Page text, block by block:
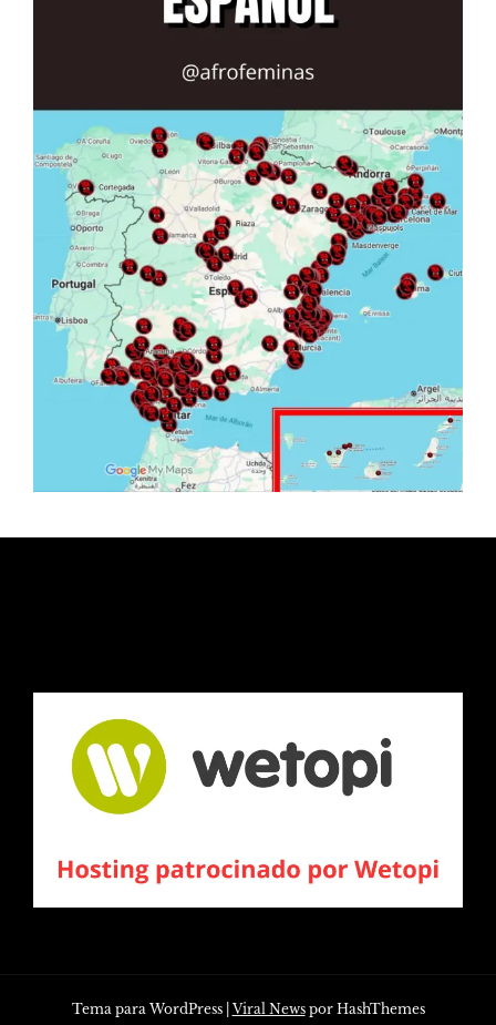
Tema para WordPress Viral Newspor HashThemes